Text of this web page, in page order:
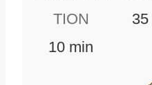
TION
10mmin
35